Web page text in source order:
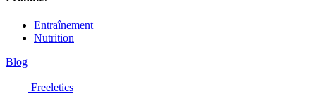
Entraînement
Nutrition
Blog
Freeletics